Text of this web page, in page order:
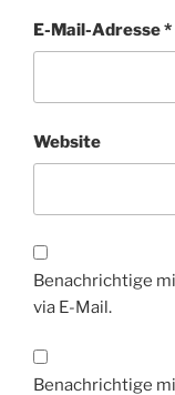
E-Mail-Adresse*
Website
Benachrichtige
via E-Mail.
Benachrichtige